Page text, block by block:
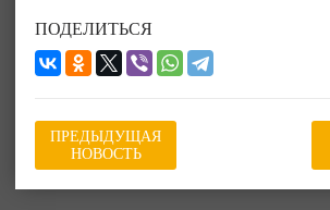
ПОДЕЛИТЬСЯ
ПРЕДЫДУЩАЯ
НОВОСТЬ